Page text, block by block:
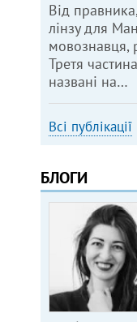
Від
лінзу для
мовознавця,
Третя
названі на…
Всі публікації
БЛОГИ